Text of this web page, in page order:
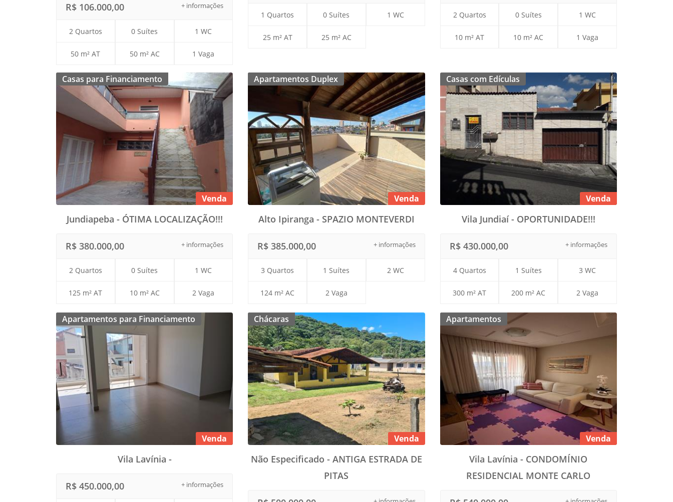
+ informações
R$ 106.000,00
2 Quartos 0 Suítes 1 WC
50 m² AT 50 m² AC 1 Vaga
1 Quartos 0 Suítes 1 WC
25 m² AT 25 m² AC
2 Quartos 0 Suítes 1 WC
10 m² AT 10 m² AC 1 Vaga
Casas para Financiamento
Venda
Jundiapeba - ÓTIMA LOCALIZAÇÃO!!!
+ informações
R$ 380.000,00
2 Quartos 0 Suítes 1 WC
125 m² AT 10 m² AC 2 Vaga
Apartamentos Duplex
Venda
Alto Ipiranga - SPAZIO MONTEVERDI
+ informações
R$ 385.000,00
3 Quartos 1 Suítes 2 WC
124 m² AC 2 Vaga
Casas com Edículas
Venda
Vila Jundiaí - OPORTUNIDADE!!!
+ informações
R$ 430.000,00
4 Quartos 1 Suítes 3 WC
300 m² AT 200 m² AC 2 Vaga
Apartamentos para Financiamento
Venda
Vila Lavínia -
+ informações
R$ 450.000,00
Chácaras
Venda
Não Especificado - ANTIGA ESTRADA DE
PITAS
Apartamentos
Venda
Vila Lavínia - CONDOMÍNIO
RESIDENCIAL MONTE CARLO